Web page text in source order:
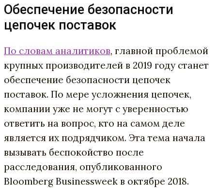
Обеспечение безопасности
цепочек поставок
По словам аналитиков, главной проблемой
крупных производителей в 2019 году станет
обеспечение безопасности цепочек
поставок. По мере усложнения цепочек,
компании уже не могут с уверенностью
ответить на вопрос, кто на самом деле
является их подрядчиком. Эта тема начала
вызывать беспокойство после
расследования, опубликованного
Bloomberg Businessweek в октябре 2018.